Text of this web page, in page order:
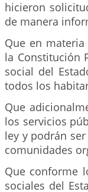
hicieron
de manera
Que en
la Constitución
social del
todos los
Que
los servicios
ley y podrán
comunidades
Que conforme
sociales del